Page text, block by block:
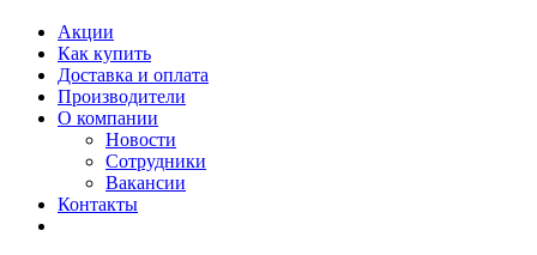
Акции
Как купить
Доставка и оплата
Производители
О компании
Новости
Сотрудники
Вакансии
Контакты